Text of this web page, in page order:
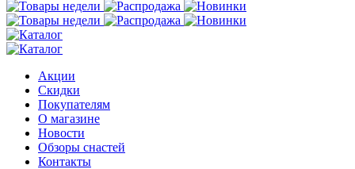
Акции
Скидки
Покупателям
О магазине
Новости
Обзоры снастей
Контакты